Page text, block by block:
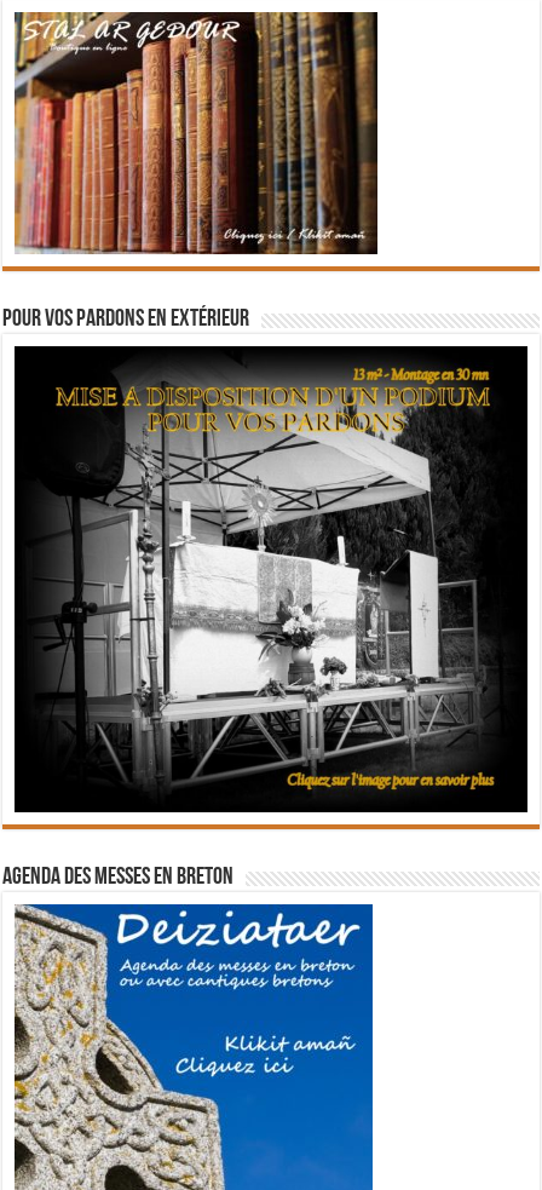
Pour vos pardons en extérieur
Agenda des messes en breton